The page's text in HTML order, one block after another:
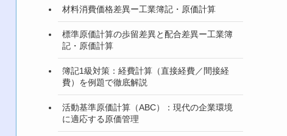
材料消費価格差異ー工業簿記・原価計算
標準原価計算の歩留差異と配合差異ー工業簿
記・原価計算
簿記1級対策：経費計算（直接経費／間接経
費）を例題で徹底解説
活動基準原価計算（ABC）：現代の企業環境
に適応する原価管理